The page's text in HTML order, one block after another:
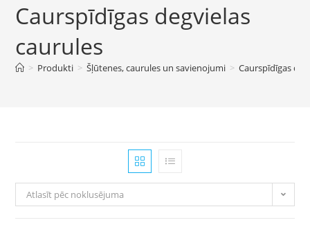
Caurspīdīgas degvielas
caurules
> Produkti > Šļūtenes, caurules un savienojumi > Caurspīdīgas
Atlasīt pēc noklusējuma